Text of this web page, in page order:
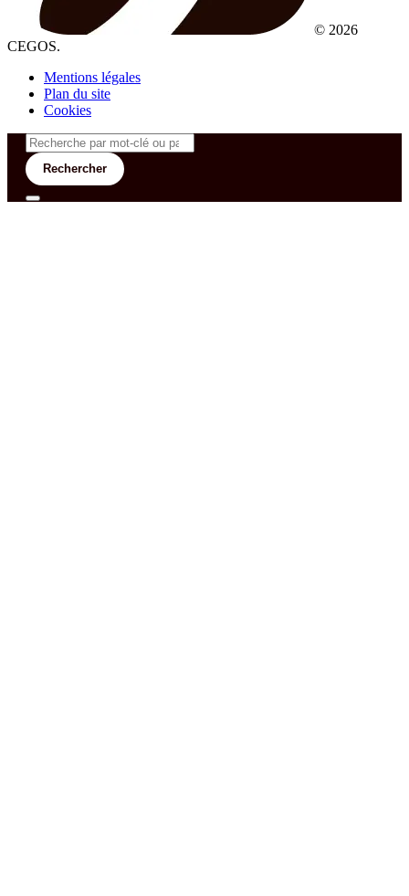
© 2026
CEGOS.
Mentions légales
Plan du site
Cookies
Rechercher